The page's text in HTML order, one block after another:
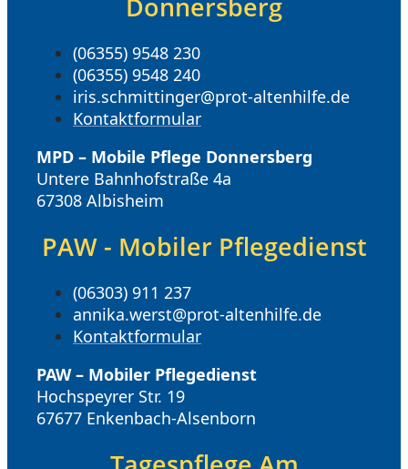
(06355) 9548 230
(06355) 9548 240
iris.schmittinger@prot-altenhilfe.de
Kontaktformular
MPD – Mobile Pflege Donnersberg
Untere Bahnhofstraße 4a
67308 Albisheim
PAW - Mobiler Pflegedienst
(06303) 911 237
annika.werst@prot-altenhilfe.de
Kontaktformular
PAW – Mobiler Pflegedienst
Hochspeyrer Str. 19
67677 Enkenbach-Alsenborn